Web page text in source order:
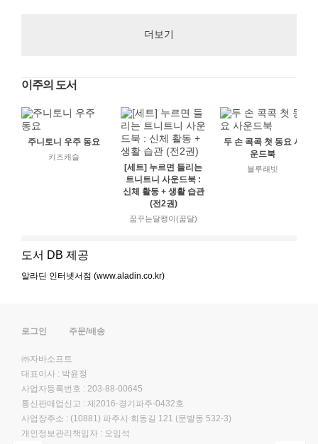
더보기
이주의 도서
주니토니 우주 동요
키즈캐슬
[세트] 누르면 들리는
트니트니 사운드북 :
신체 활동 + 생활 습관
(전2권)
꿈꾸는달팽이(꿈달)
두 손 콕콕 첫 동요 사
운드북
블루래빗
도서 DB 제공
알라딘 인터넷서점 (www.aladin.co.kr)
로그인 주문/배송
㈜자바소프트
대표이사 : 박윤정
사업자등록번호 : 203-88-00645
통신판매업신고 : 제2016-경기파주-0432호
사업장주소 : (10881) 파주시 회동길 121 (문발동 532-3)
개인정보관리책임자 : 오임석